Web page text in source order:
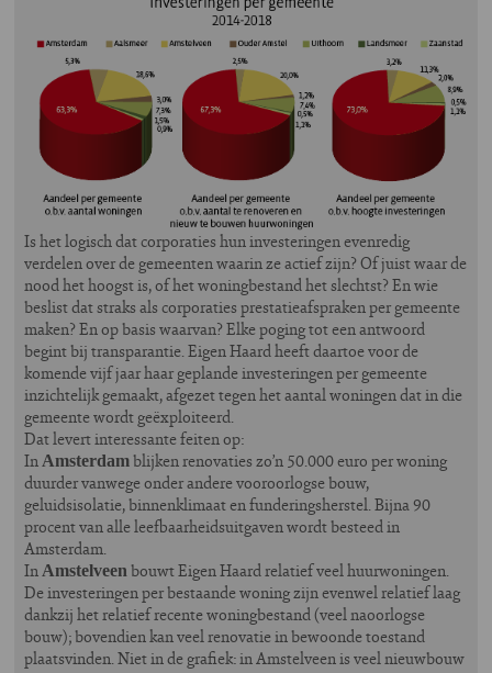
Is het logisch dat corporaties hun investeringen evenredig
verdelen over de gemeenten waarin ze actief zijn? Of juist waar de
nood het hoogst is, of het woningbestand het slechtst? En wie
beslist dat straks als corporaties prestatieafspraken per gemeente
maken? En op basis waarvan? Elke poging tot een antwoord
begint bij transparantie. Eigen Haard heeft daartoe voor de
komende vijf jaar haar geplande investeringen per gemeente
inzichtelijk gemaakt, afgezet tegen het aantal woningen dat in die
gemeente wordt geëxploiteerd.
Dat levert interessante feiten op:
In Amsterdamblijken renovaties zo’n 50.000 euro per woning
duurder vanwege onder andere vooroorlogse bouw,
geluidsisolatie, binnenklimaat en funderingsherstel. Bijna 90
procent van alle leefbaarheidsuitgaven wordt besteed in
Amsterdam.
In Amstelveen bouwt Eigen Haard relatief veel huurwoningen.
De investeringen per bestaande woning zijn evenwel relatief laag
dankzij het relatief recente woningbestand (veel naoorlogse
bouw); bovendien kan veel renovatie in bewoonde toestand
plaatsvinden. Niet in de grafiek: in Amstelveen is veel nieuwbouw